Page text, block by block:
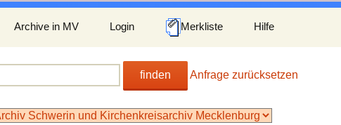
Archive in MV Login Merkliste Hilfe
finden Anfrage zurücksetzen